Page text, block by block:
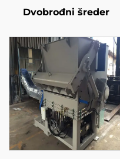
Dvobrođni šreder